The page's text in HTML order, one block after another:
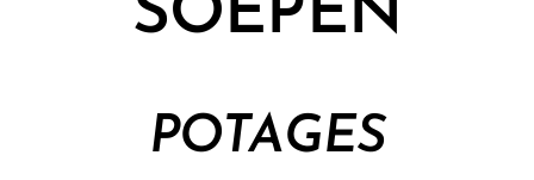
SOEPEN
POTAGES